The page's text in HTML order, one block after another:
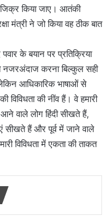
किया जाए। आतंकी
मंत्री ने जो किया वह ठीक बात
के बयान पर प्रतिक्रिया
नजरअंदाज करना बिल्कुल सही
लेकिन आधिकारिक भाषाओं से
विविधता की नींव हैं। वे हमारी
वाले लोग हिंदी सीखते हैं,
सीखते हैं और पूर्व में जाने वाले
विविधता में एकता की ताकत